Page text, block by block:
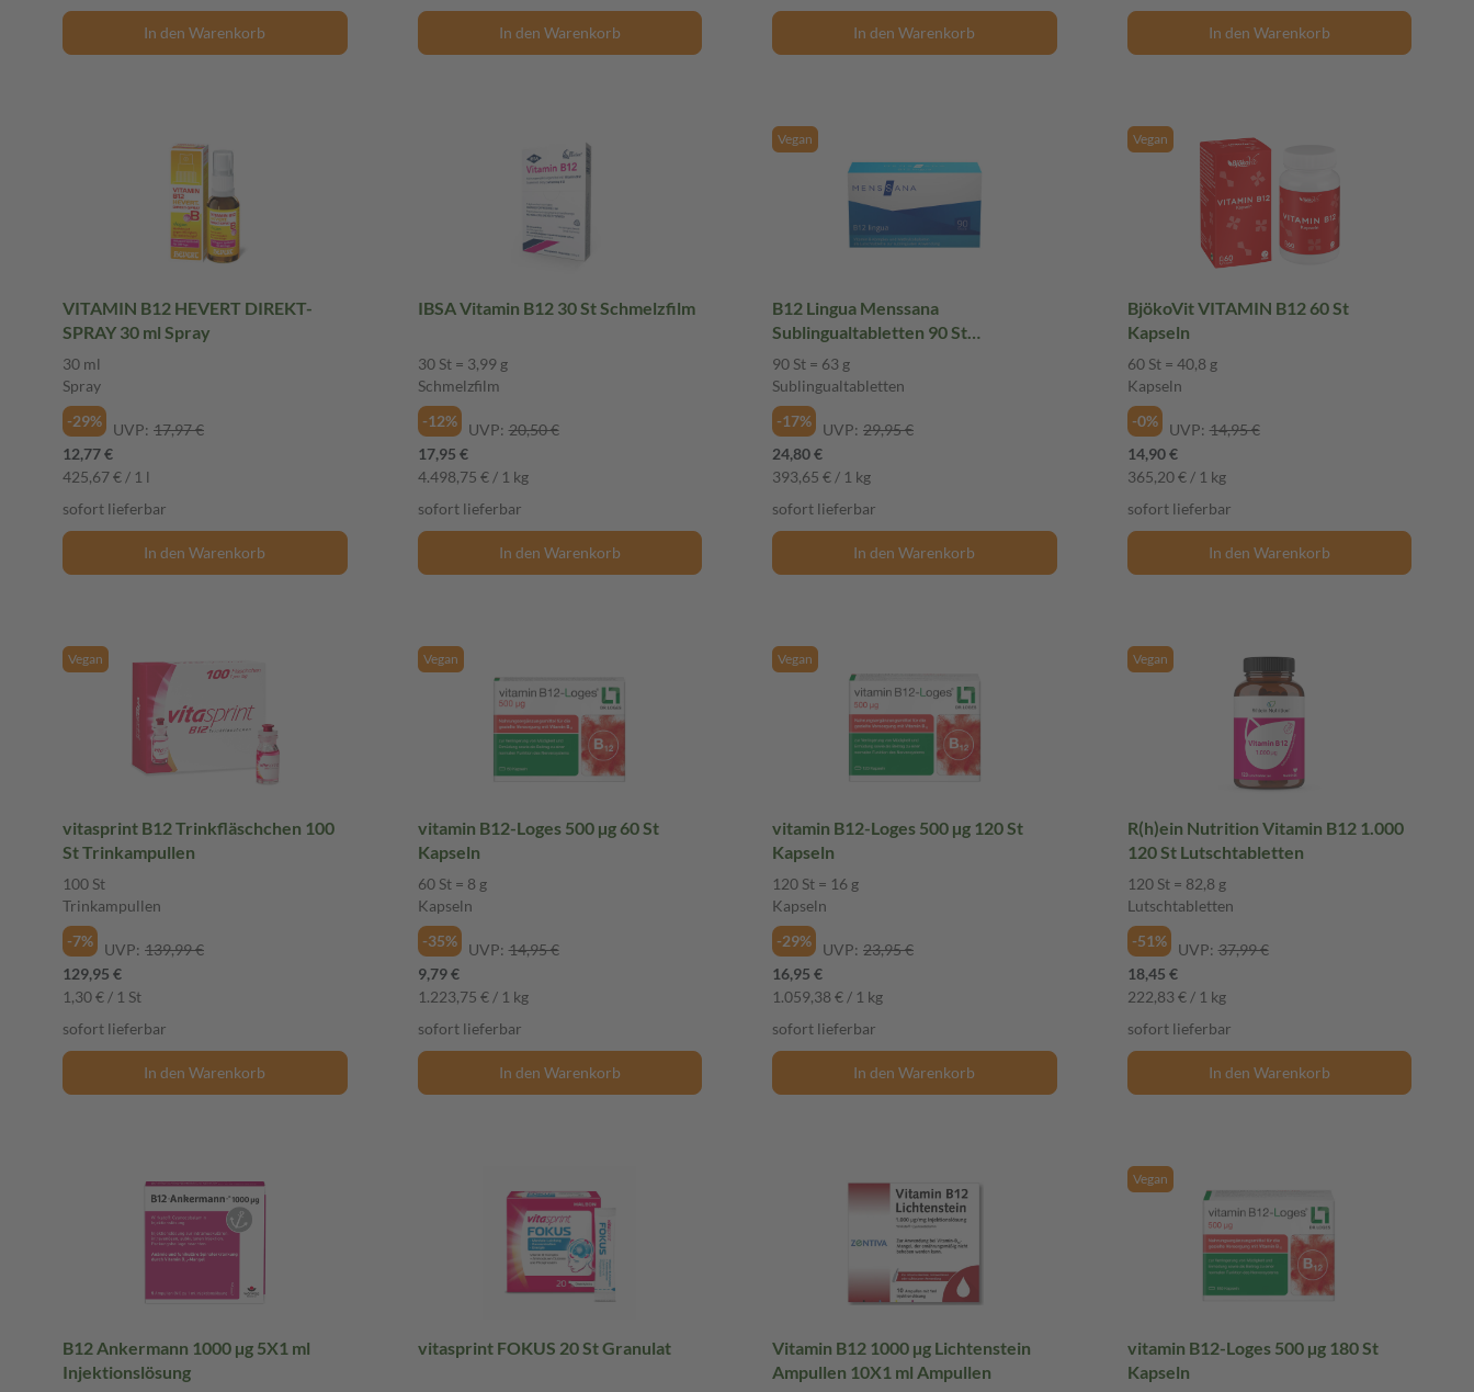
In den Warenkorb In den Warenkorb In den Warenkorb In den Warenkorb
VITAMIN B12 HEVERT DIREKT-
SPRAY 30 ml Spray
30 ml
Spray
-29%
UVP: 17,97 €
12,77 €
425,67 € / 1 l
sofort lieferbar
In den Warenkorb
IBSA Vitamin B12 30 St Schmelzfilm
30 St = 3,99 g
Schmelzfilm
-12%
UVP: 20,50 €
17,95 €
4.498,75 € / 1 kg
sofort lieferbar
In den Warenkorb
Vegan
B12 Lingua Menssana
Sublingualtabletten 90 St
Sublingualtabletten
90 St = 63 g
Sublingualtabletten
-17%
UVP: 29,95 €
24,80 €
393,65 € / 1 kg
sofort lieferbar
In den Warenkorb
Vegan
BjökoVit VITAMIN B12 60 St
Kapseln
60 St = 40,8 g
Kapseln
-0%
UVP: 14,95 €
14,90 €
365,20 € / 1 kg
sofort lieferbar
In den Warenkorb
Vegan
vitasprint B12 Trinkfläschchen 100
St Trinkampullen
100 St
Trinkampullen
-7%
UVP: 139,99 €
129,95 €
1,30 € / 1 St
sofort lieferbar
In den Warenkorb
Vegan
vitamin B12-Loges 500 µg 60 St
Kapseln
60 St = 8 g
Kapseln
-35%
UVP: 14,95 €
9,79 €
1.223,75 € / 1 kg
sofort lieferbar
In den Warenkorb
Vegan
vitamin B12-Loges 500 µg 120 St
Kapseln
120 St = 16 g
Kapseln
-29%
UVP: 23,95 €
16,95 €
1.059,38 € / 1 kg
sofort lieferbar
In den Warenkorb
Vegan
R(h)ein Nutrition Vitamin B12 1.000
120 St Lutschtabletten
120 St = 82,8 g
Lutschtabletten
-51%
UVP: 37,99 €
18,45 €
222,83 € / 1 kg
sofort lieferbar
In den Warenkorb
B12 Ankermann 1000 µg 5X1 ml
Injektionslösung
vitasprint FOKUS 20 St Granulat
Vitamin B12 1000 µg Lichtenstein
Ampullen 10X1 ml Ampullen
Vegan
vitamin B12-Loges 500 µg 180 St
Kapseln